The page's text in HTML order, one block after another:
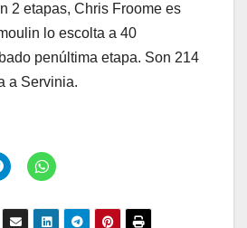
2 etapas, Chris Froome es
lo escolta a 40
penúltima etapa. Son 214
a Servinia.